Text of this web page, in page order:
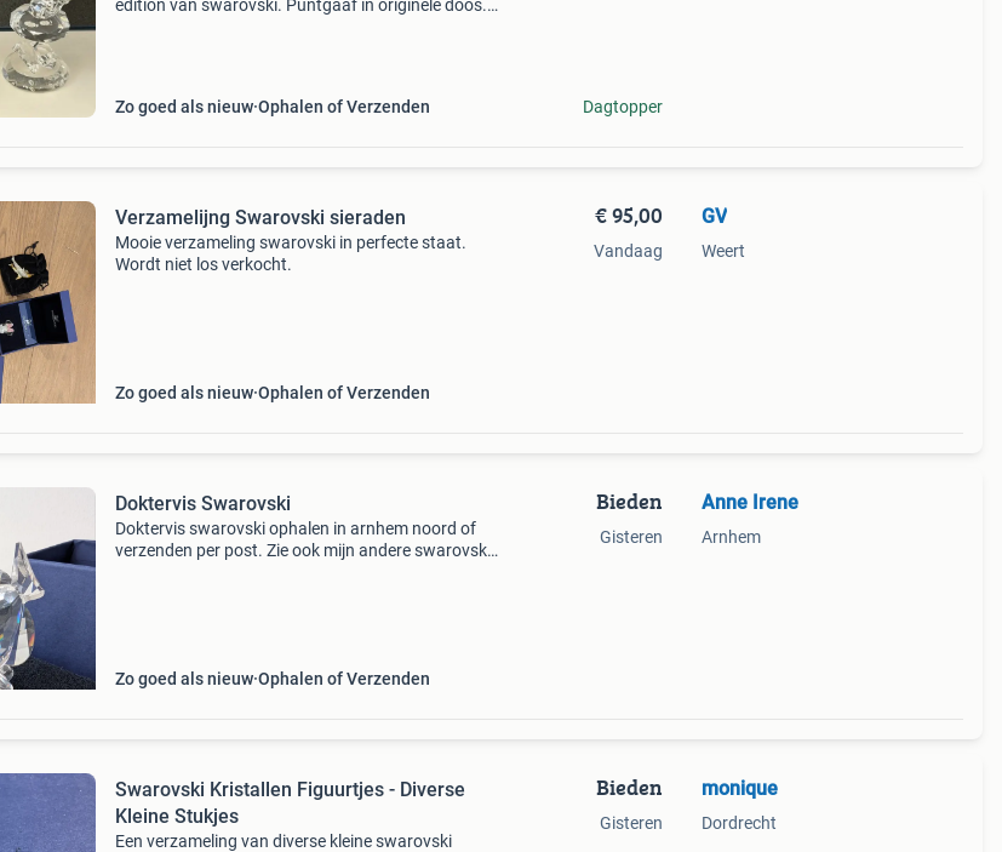
edition van swarovski. Puntgaaf in originele doos.
Zo goed als nieuw Ophalen of Verzenden Dagtopper
Verzamelijng Swarovski sieraden
Mooie verzameling swarovski in perfecte staat.
Wordt niet los verkocht.
Zo goed als nieuw Ophalen of Verzenden
€ 95,00
Vandaag
GV
Weert
Doktervis Swarovski
Doktervis swarovski ophalen in arnhem noord of
verzenden per post. Zie ook mijn andere swarovski
Zo goed als nieuw Ophalen of Verzenden
Bieden
Gisteren
Anne Irene
Arnhem
Swarovski Kristallen Figuurtjes - Diverse
Kleine Stukjes
Een verzameling van diverse kleine swarovski
Bieden
Gisteren
monique
Dordrecht